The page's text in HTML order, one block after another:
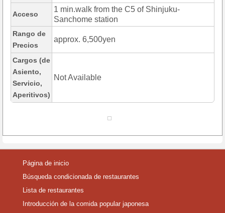
Acceso
1 min.walk from the C5 of Shinjuku-
Sanchome station
Rango de
Precios
approx. 6,500yen
Cargos (de
Asiento,
Servicio,
Aperitivos)
Not Available
Página de inicio
Búsqueda condicionada de restaurantes
Lista de restaurantes
Introducción de la comida popular japonesa